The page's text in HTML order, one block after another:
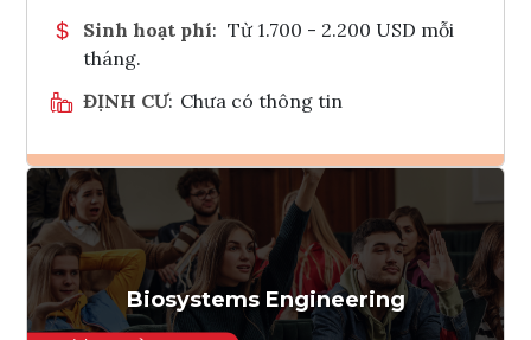
Sinh hoạt phí: Từ 1.700 - 2.200 USD mỗi
tháng.
ĐỊNH CƯ: Chưa có thông tin
Ghi danh
Tham vấn Interlink
Biosystems Engineering